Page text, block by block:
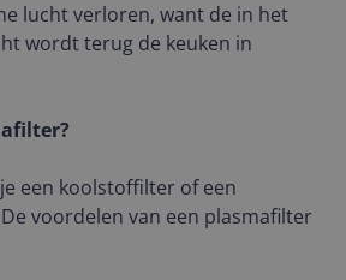
lucht verloren, want de in het
wordt terug de keuken in
een koolstoffilter of een
voordelen van een plasmafilter